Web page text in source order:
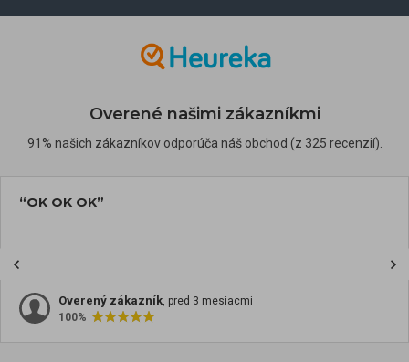
Overené našimi zákazníkmi
91% našich zákazníkov odporúča náš obchod (z 325 recenzií).
“OK OK OK”
Overený zákazník, pred 3 mesiacmi
100%